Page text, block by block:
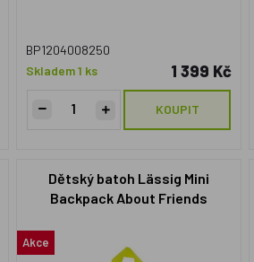
BP1204008250
Skladem 1 ks
1 399 Kč
KOUPIT
Dětský batoh Lässig Mini
Backpack About Friends
Akce